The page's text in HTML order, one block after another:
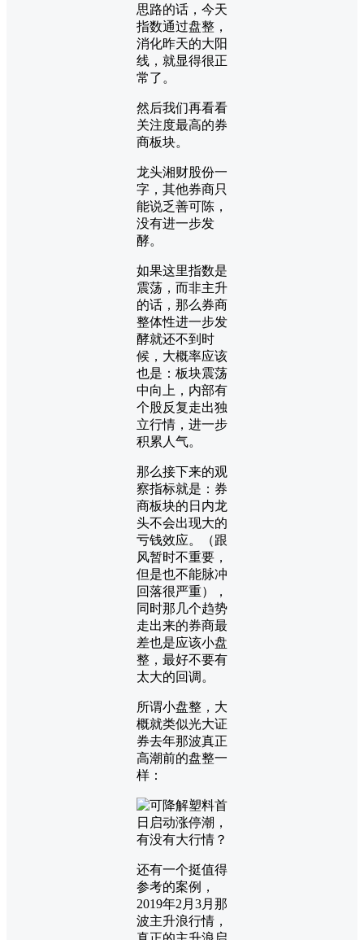
思路的话，今天
指数通过盘整，
消化昨天的大阳
线，就显得很正
常了。
然后我们再看看
关注度最高的券
商板块。
龙头湘财股份一
字，其他券商只
能说乏善可陈，
没有进一步发
酵。
如果这里指数是
震荡，而非主升
的话，那么券商
整体性进一步发
酵就还不到时
候，大概率应该
也是：板块震荡
中向上，内部有
个股反复走出独
立行情，进一步
积累人气。
那么接下来的观
察指标就是：券
商板块的日内龙
头不会出现大的
亏钱效应。（跟
风暂时不重要，
但是也不能脉冲
回落很严重），
同时那几个趋势
走出来的券商最
差也是应该小盘
整，最好不要有
太大的回调。
所谓小盘整，大
概就类似光大证
券去年那波真正
高潮前的盘整一
样：
还有一个挺值得
参考的案例，
2019年2月3月那
波主升浪行情，